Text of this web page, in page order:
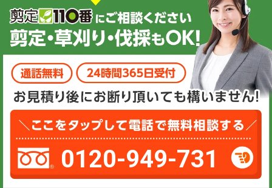
0120-949-731